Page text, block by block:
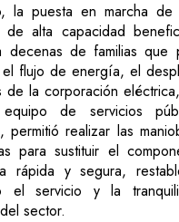
la puesta en marcha
de alta capacidad
decenas de familias que
el flujo de energía, el
de la corporación
de servicios
permitió realizar las
para sustituir el
rápida y segura,
el servicio y la
sector.